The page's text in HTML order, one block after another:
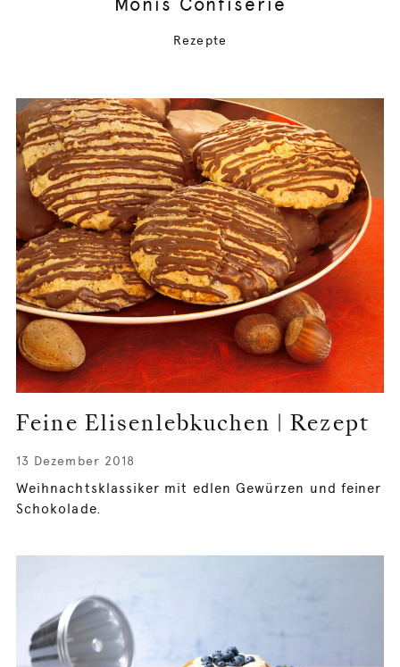
Rezepte
Feine Elisenlebkuchen | Rezept
13 Dezember 2018
Weihnachtsklassiker mit edlen Gewürzen und feiner
Schokolade.